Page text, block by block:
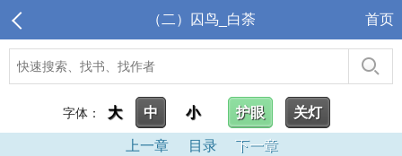
（二）囚鸟_白荼 首页
字体： 大 中 小 护眼 关灯
上一章 目录 下一章